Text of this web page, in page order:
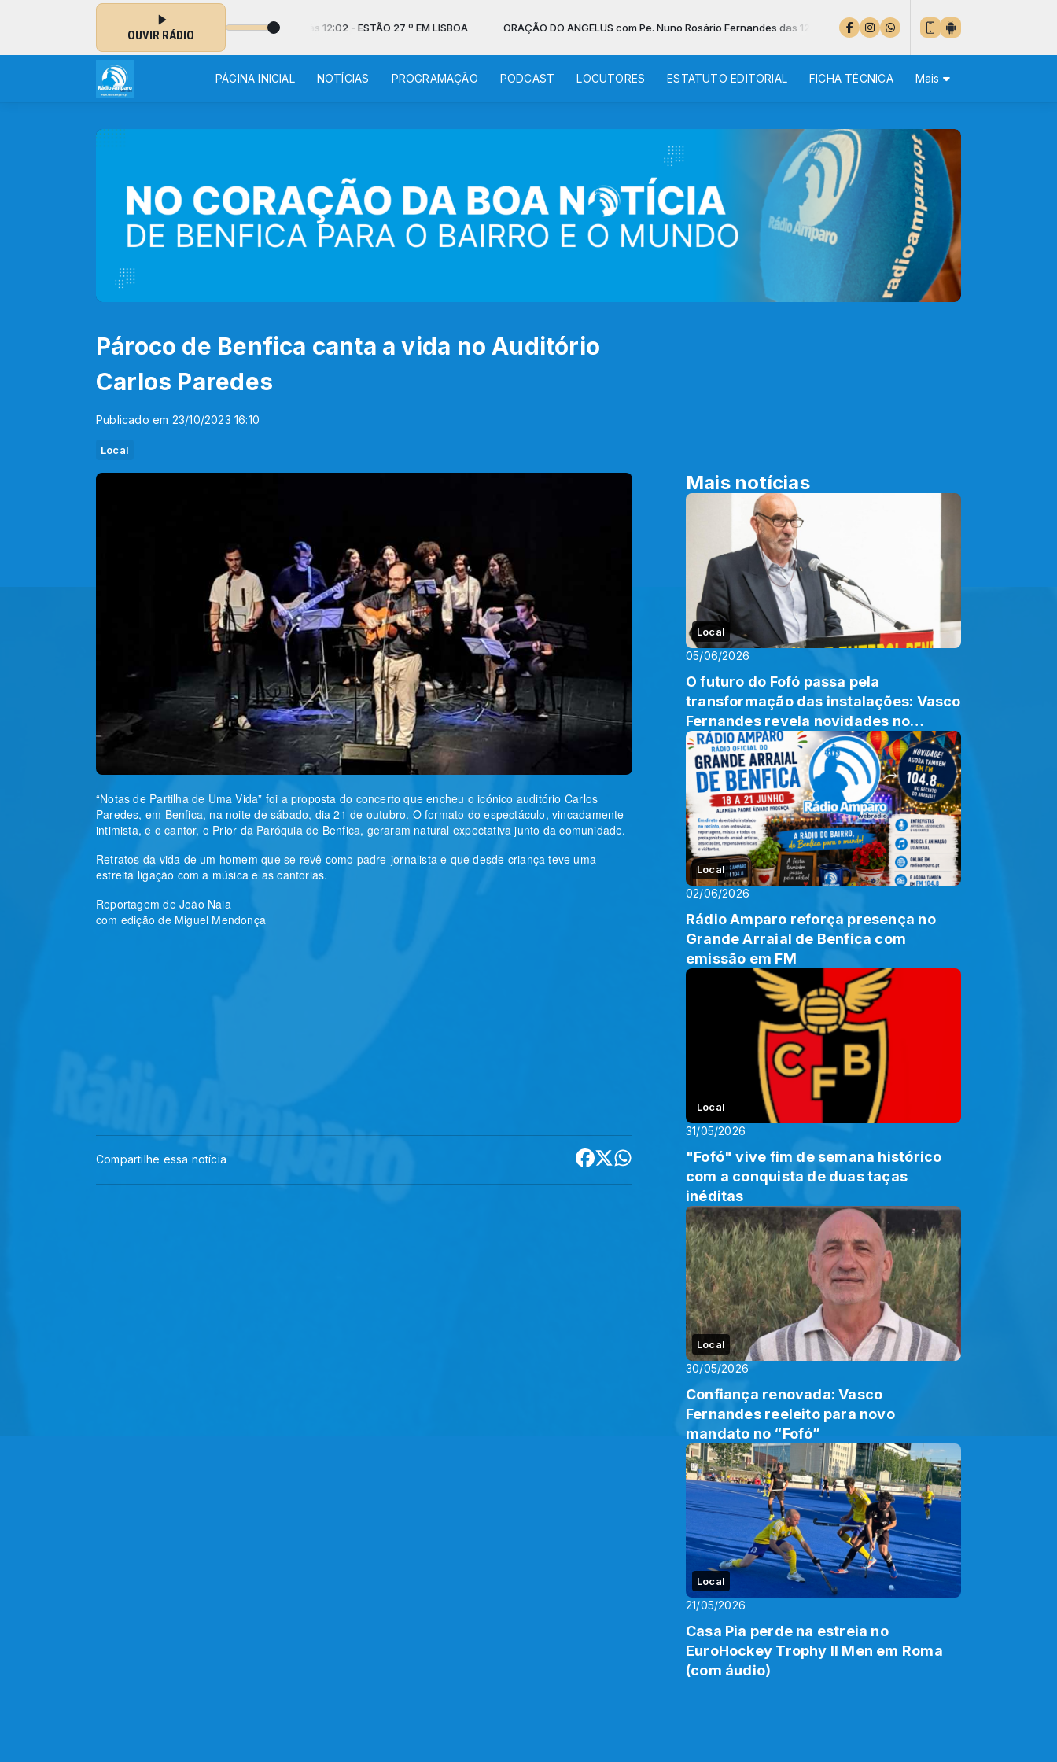
OUVIR RÁDIO
com Pe. Nuno Rosário Fernandes das 12:00 às 12:02 - ESTÃO 27 º EM LISBOA ORAÇÃO DO ANGELUS com Pe. Nuno Rosário Fernandes das 12:00 às 12:02 - ESTÃO 27 º EM LISBOA
PÁGINA INICIAL NOTÍCIAS PROGRAMAÇÃO PODCAST LOCUTORES ESTATUTO EDITORIAL FICHA TÉCNICA Mais
Pároco de Benfica canta a vida no Auditório
Carlos Paredes
Publicado em 23/10/2023 16:10
Local
“Notas de Partilha de Uma Vida” foi a proposta do concerto que encheu o icónico auditório Carlos
Paredes, em Benfica, na noite de sábado, dia 21 de outubro. O formato do espectáculo, vincadamente
intimista, e o cantor, o Prior da Paróquia de Benfica, geraram natural expectativa junto da comunidade.
Retratos da vida de um homem que se revê como padre-jornalista e que desde criança teve uma
estreita ligação com a música e as cantorias.
Reportagem de João Naia
com edição de Miguel Mendonça
Compartilhe essa notícia
Mais notícias
Local
05/06/2026
O futuro do Fofó passa pela
transformação das instalações: Vasco
Fernandes revela novidades no
Triveladas
Local
02/06/2026
Rádio Amparo reforça presença no
Grande Arraial de Benfica com
emissão em FM
Local
31/05/2026
"Fofó" vive fim de semana histórico
com a conquista de duas taças
inéditas
Local
30/05/2026
Confiança renovada: Vasco
Fernandes reeleito para novo
mandato no “Fofó”
Local
21/05/2026
Casa Pia perde na estreia no
EuroHockey Trophy II Men em Roma
(com áudio)